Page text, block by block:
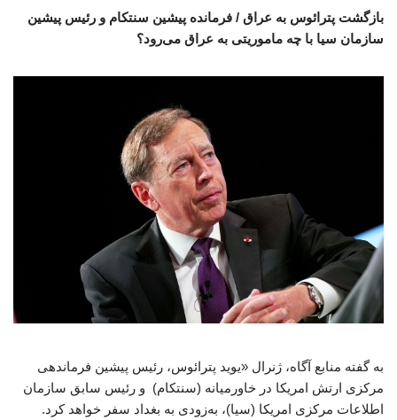
بازگشت پترائوس به عراق / فرمانده پیشین سنتکام و رئیس پیشین
سازمان سیا با چه ماموریتی به عراق می‌رود؟
به گفته منابع آگاه، ژنرال «یوید پترائوس، رئیس پیشین فرماندهی
مرکزی ارتش امریکا در خاورمیانه (سنتکام) و رئیس سابق سازمان
اطلاعات مرکزی امریکا (سیا)، به‌زودی به بغداد سفر خواهد کرد.